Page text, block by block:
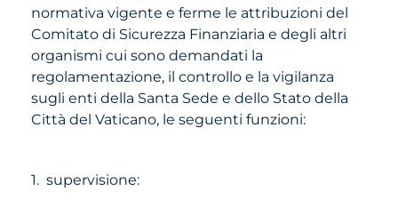
normativa vigente e ferme le attribuzioni del
Comitato di Sicurezza Finanziaria e degli altri
organismi cui sono demandati la
regolamentazione, il controllo e la vigilanza
sugli enti della Santa Sede e dello Stato della
Città del Vaticano, le seguenti funzioni:
1. supervisione: